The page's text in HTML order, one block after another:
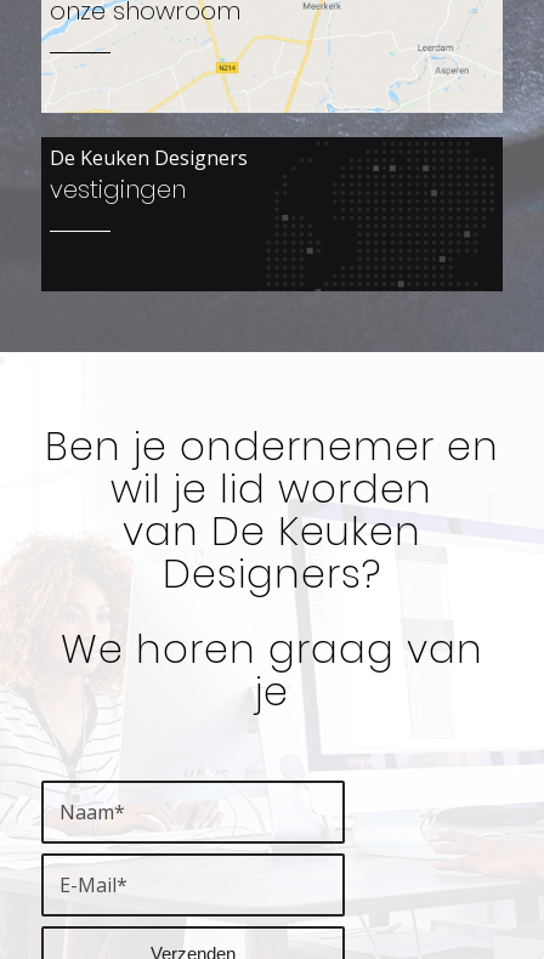
onze showroom
De Keuken Designers
vestigingen
Ben je ondernemer en
wil je lid worden
van De Keuken
Designers?
We horen graag van
je